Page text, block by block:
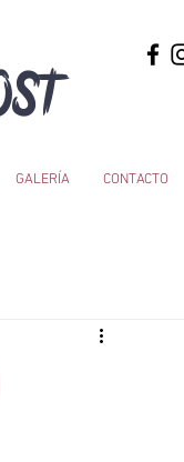
GALERÍA CONTACTO